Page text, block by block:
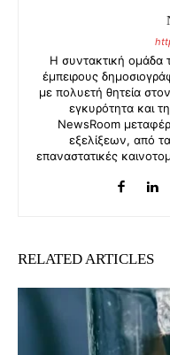
Η συντακτική ομάδα
έμπειρους
με πολυετή θητεία
εγκυρότητα και
NewsRoom
εξελίξεων, από
επαναστατικές
RELATED ARTICLES